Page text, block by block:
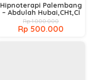
Hipnoterapi Palembang
– Abdulah Hubai,CHt,CI
Rp 1.000.000
Rp 500.000